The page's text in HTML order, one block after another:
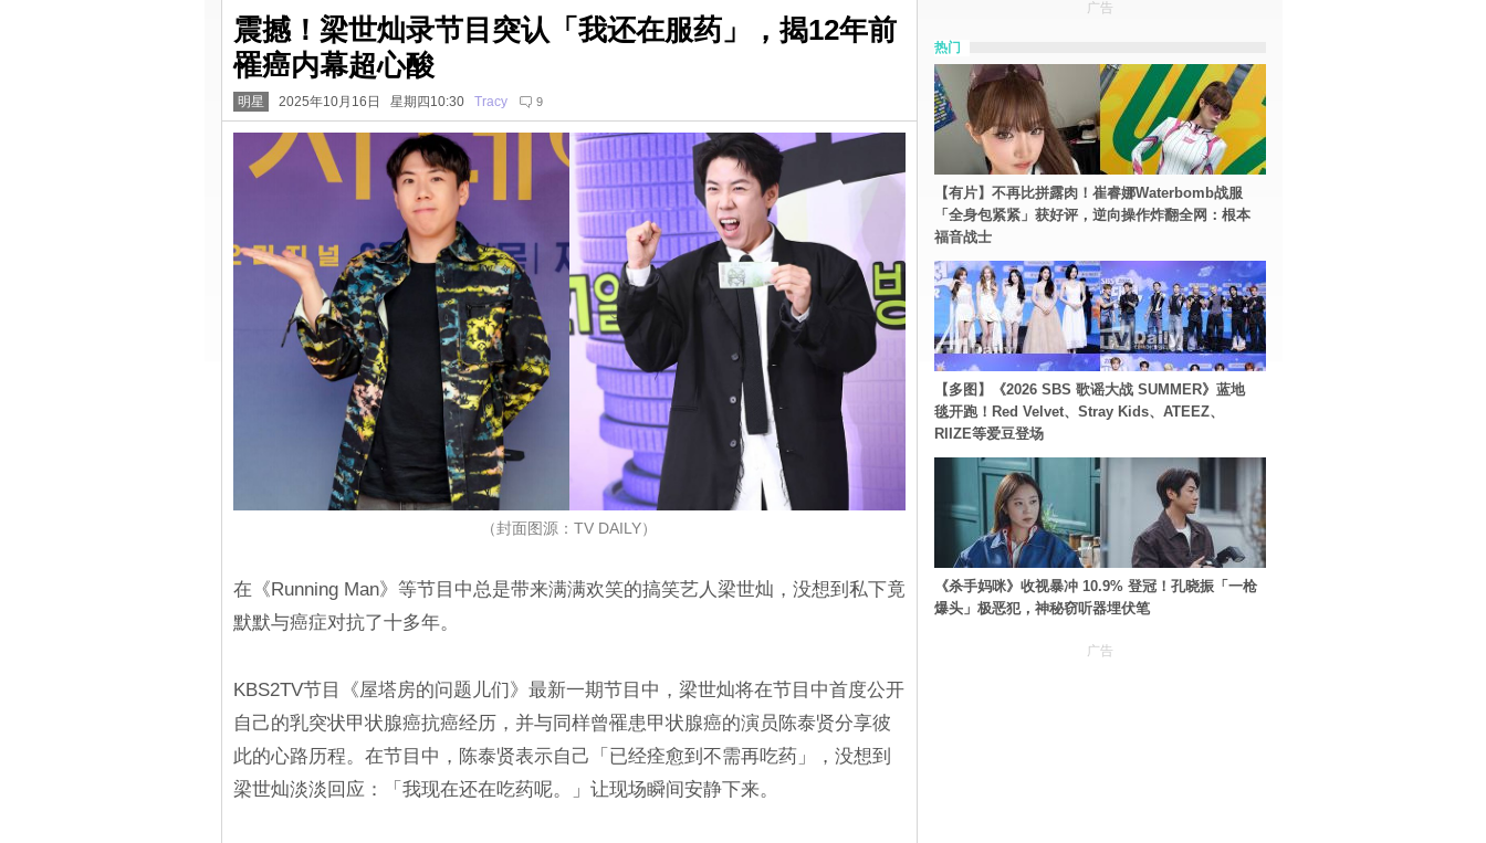
震撼！梁世灿录节目突认「我还在服药」，揭12年前
罹癌内幕超心酸
明星 2025年10月16日 星期四10:30 Tracy 9
（封面图源：TV DAILY）
在《Running Man》等节目中总是带来满满欢笑的搞笑艺人梁世灿，没想到私下竟
默默与癌症对抗了十多年。
KBS2TV节目《屋塔房的问题儿们》最新一期节目中，梁世灿将在节目中首度公开
自己的乳突状甲状腺癌抗癌经历，并与同样曾罹患甲状腺癌的演员陈泰贤分享彼
此的心路历程。在节目中，陈泰贤表示自己「已经痊愈到不需再吃药」，没想到
梁世灿淡淡回应：「我现在还在吃药呢。」让现场瞬间安静下来。
广告
热门
【有片】不再比拼露肉！崔睿娜Waterbomb战服
「全身包紧紧」获好评，逆向操作炸翻全网：根本
福音战士
【多图】《2026 SBS 歌谣大战 SUMMER》蓝地
毯开跑！Red Velvet、Stray Kids、ATEEZ、
RIIZE等爱豆登场
《杀手妈咪》收视暴冲 10.9% 登冠！孔晓振「一枪
爆头」极恶犯，神秘窃听器埋伏笔
广告